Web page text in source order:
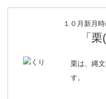
１０月新月
「
栗は、縄
す。